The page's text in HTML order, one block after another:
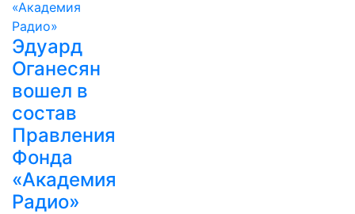
Эдуард
Оганесян
вошел в
состав
Правления
Фонда
«Академия
Радио»